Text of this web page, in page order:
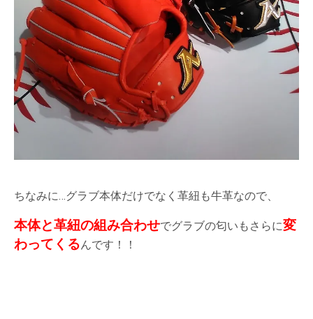
ちなみに…グラブ本体だけでなく革紐も牛革なので、
本体と革紐の組み合わせでグラブの匂いもさらに変
わってくるんです！！